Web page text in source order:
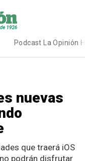
Podcast La Opinión
nuevas
que traerá iOS
podrán disfrutar